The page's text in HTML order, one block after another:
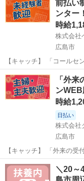
ト】 ベルシステム24には
養内・Wワーク ＃...
前払い
ンター
時給
株式会社
広島市
【キャッチ】 「コールセ
休み！未経験歓迎！即日開始OK 【コメント】 ベルシ
ワークや扶養内勤務、短
給料は前払いで即GET◎
広島 広島市 電話
「外
ン
時給
日払い
株式会社
広島市
【キャッチ】 「外来の受
タッフ活躍中スキルに自
迎♪＞PC入力が出来れば
広島 広島市 一般
＼20～